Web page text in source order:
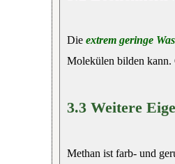
Dieextrem geringe
Molekülen bilden kann.
3.3 Weitere
Methan ist farb- und